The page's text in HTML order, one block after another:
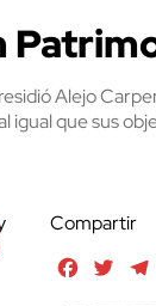
Alejo
igual que sus
Compartir
Facebook